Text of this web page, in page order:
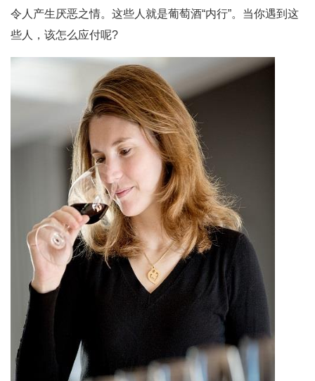
令人产生厌恶之情。这些人就是葡萄酒“内行”。当你遇到这
些人，该怎么应付呢?